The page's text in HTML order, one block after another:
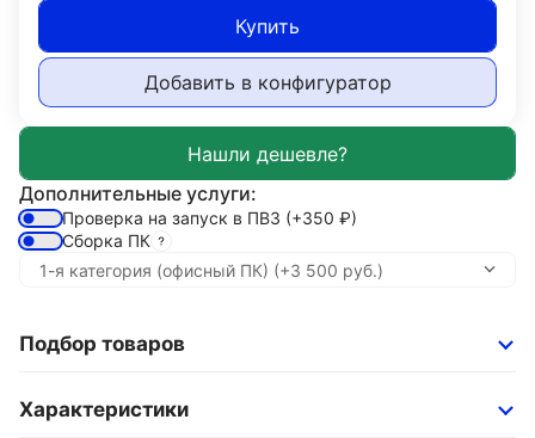
Купить
Добавить в конфигуратор
Дополнительные услуги:
Проверка на запуск в ПВЗ (+350 ₽)
Сборка ПК
Подбор товаров
Характеристики